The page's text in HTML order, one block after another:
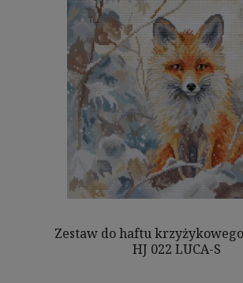
Zestaw do haftu
HJ 022 LUCA-S